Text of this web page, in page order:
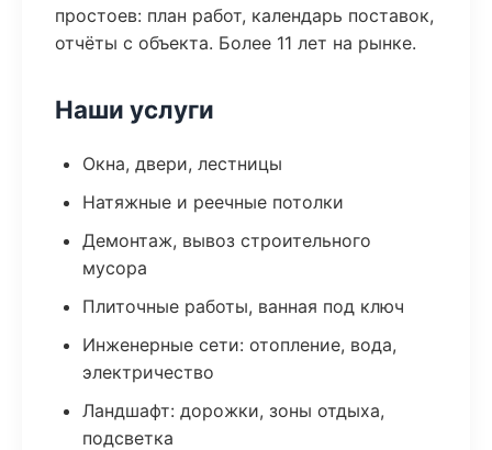
простоев: план работ, календарь поставок,
отчёты с объекта. Более 11 лет на рынке.
Наши услуги
Окна, двери, лестницы
Натяжные и реечные потолки
Демонтаж, вывоз строительного
мусора
Плиточные работы, ванная под ключ
Инженерные сети: отопление, вода,
электричество
Ландшафт: дорожки, зоны отдыха,
подсветка